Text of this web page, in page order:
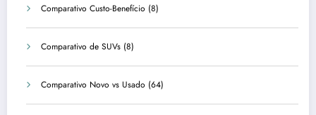
Comparativo Custo-Benefício (8)
Comparativo de SUVs (8)
Comparativo Novo vs Usado (64)